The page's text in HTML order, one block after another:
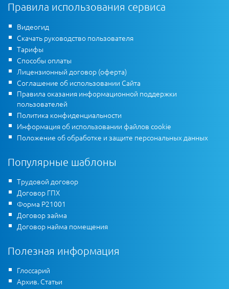
Правила использования сервиса
Видеогид
Скачать руководство пользователя
Тарифы
Способы оплаты
Лицензионный договор (оферта)
Соглашение об использовании Сайта
Правила оказания информационной поддержки
пользователей
Политика конфиденциальности
Информация об использовании файлов cookie
Положение об обработке и защите персональных данных
Популярные шаблоны
Трудовой договор
Договор ГПХ
Форма Р21001
Договор займа
Договор найма помещения
Полезная информация
Глоссарий
Архив. Статьи